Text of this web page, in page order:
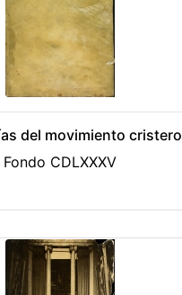
del movimiento cristero
Fondo CDLXXXV